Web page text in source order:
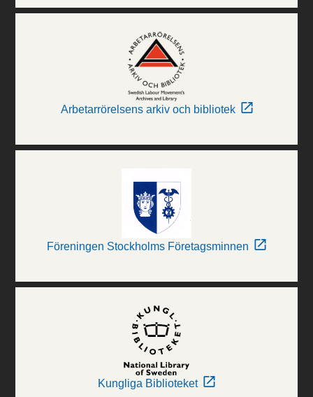
Arbetarrörelsens arkiv och bibliotek
Föreningen Stockholms Företagsminnen
Kungliga Biblioteket